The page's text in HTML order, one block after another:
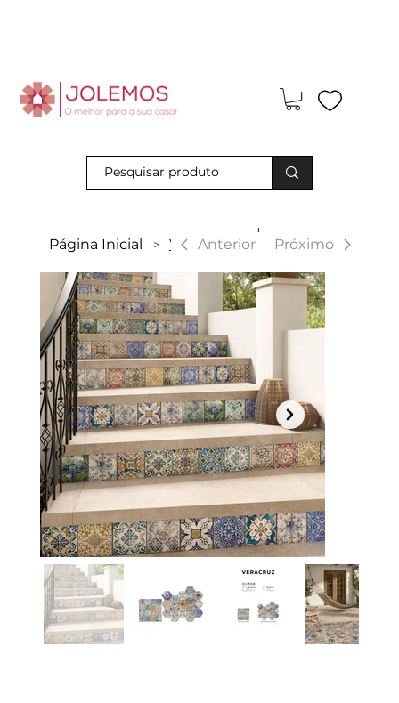
Página Inicial > Veracruz
Anterior Próximo